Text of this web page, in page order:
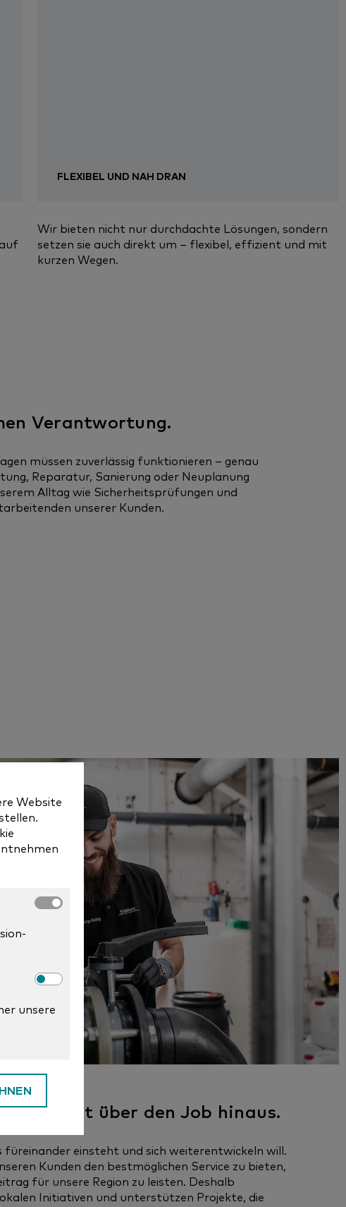
FLEXIBEL UND NAH DRAN
Wir bieten nicht nur durchdachte Lösungen, sondern
setzen sie auch direkt um – flexibel, effizient und mit
kurzen Wegen.
Verantwortung.
müssen zuverlässig funktionieren – genau
Reparatur, Sanierung oder Neuplanung
Alltag wie Sicherheitsprüfungen und
unserer Kunden.
geht über den Job hinaus.
füreinander einsteht und sich weiterentwickeln will.
Kunden den bestmöglichen Service zu bieten,
für unsere Region zu leisten. Deshalb
Initiativen und unterstützen Projekte, die
Website
unsere